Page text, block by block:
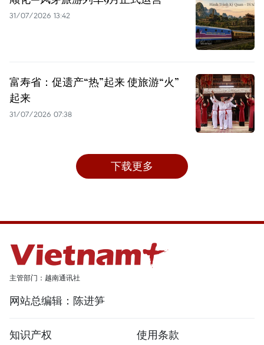
31/07/2026 13:42
富寿省：促遗产“热”起来 使旅游“火”
起来
31/07/2026 07:38
下载更多
主管部门：越南通讯社
网站总编辑：陈进笋
知识产权 使用条款